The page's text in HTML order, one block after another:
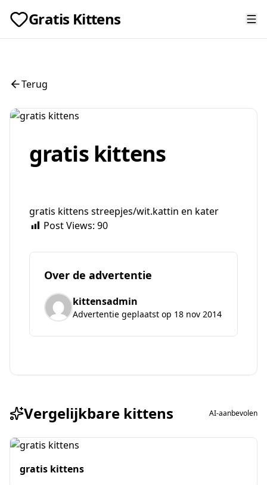
Gratis Kittens
Terug
gratis kittens
gratis kittens streepjes/wit.kattin en kater
Post Views: 90
Over de advertentie
kittensadmin
Advertentie geplaatst op 18 nov 2014
Vergelijkbare kittens AI-aanbevolen
gratis kittens